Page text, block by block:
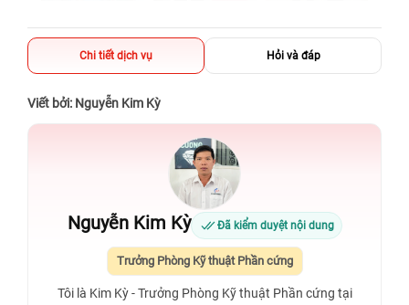
Chi tiết dịch vụ Hỏi và đáp
Viết bởi: Nguyễn Kim Kỳ
Nguyễn Kim Kỳ Đã kiểm duyệt nội dung
Trưởng Phòng Kỹ thuật Phần cứng
Tôi là Kim Kỳ - Trưởng Phòng Kỹ thuật Phần cứng tại